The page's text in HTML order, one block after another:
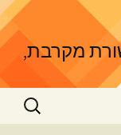
מקרבת,
חיפוש: